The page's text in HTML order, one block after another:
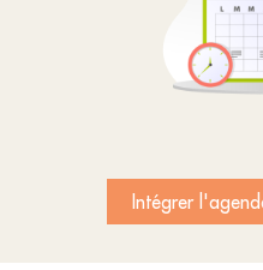
Intégrer